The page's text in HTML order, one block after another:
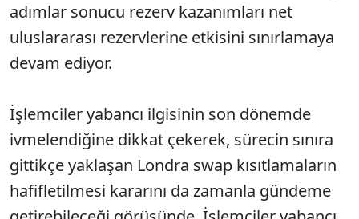
adımlar sonucu rezerv kazanımları net
uluslararası rezervlerine etkisini sınırlamaya
devam ediyor.
İşlemciler yabancı ilgisinin son dönemde
ivmelendiğine dikkat çekerek, sürecin sınıra
gittikçe yaklaşan Londra swap kısıtlamaların
hafifletilmesi kararını da zamanla gündeme